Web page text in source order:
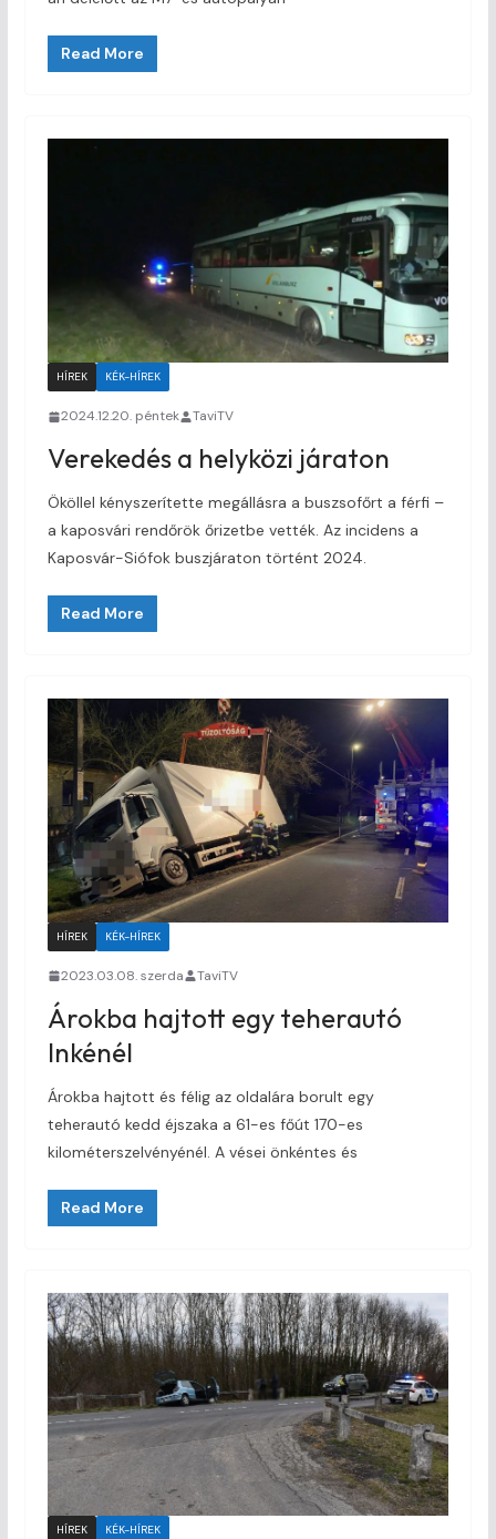
Read More
HÍREK KÉK-HÍREK
2024.12.20. péntek TaviTV
Verekedés a helyközi járaton
Ököllel kényszerítette megállásra a buszsofőrt a férfi –
a kaposvári rendőrök őrizetbe vették. Az incidens a
Kaposvár-Siófok buszjáraton történt 2024.
Read More
HÍREK KÉK-HÍREK
2023.03.08. szerda TaviTV
Árokba hajtott egy teherautó
Inkénél
Árokba hajtott és félig az oldalára borult egy
teherautó kedd éjszaka a 61-es főút 170-es
kilométerszelvényénél. A vései önkéntes és
Read More
HÍREK KÉK-HÍREK